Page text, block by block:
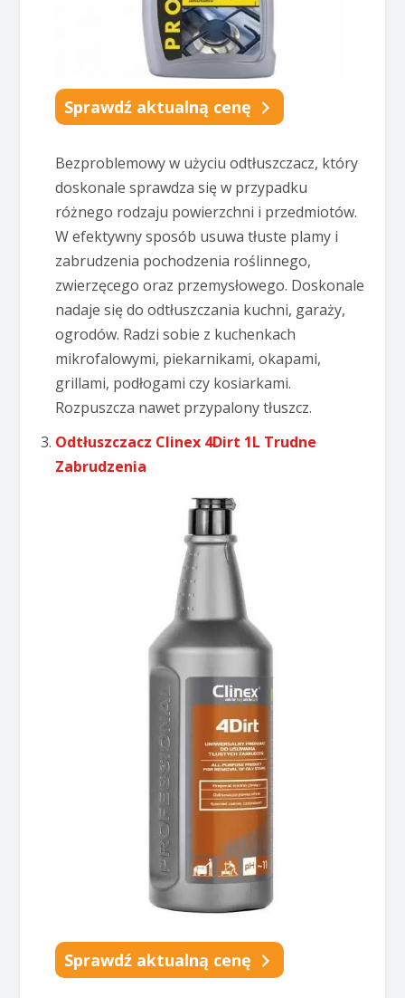
Sprawdź aktualną cenę
Bezproblemowy w użyciu odtłuszczacz, który
doskonale sprawdza się w przypadku
różnego rodzaju powierzchni i przedmiotów.
W efektywny sposób usuwa tłuste plamy i
zabrudzenia pochodzenia roślinnego,
zwierzęcego oraz przemysłowego. Doskonale
nadaje się do odtłuszczania kuchni, garaży,
ogrodów. Radzi sobie z kuchenkach
mikrofalowymi, piekarnikami, okapami,
grillami, podłogami czy kosiarkami.
Rozpuszcza nawet przypalony tłuszcz.
Odtłuszczacz Clinex 4Dirt 1L Trudne
Zabrudzenia
Sprawdź aktualną cenę